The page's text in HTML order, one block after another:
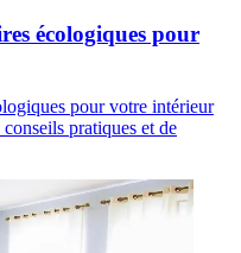
écologiques pour
pour votre intérieur
pratiques et de